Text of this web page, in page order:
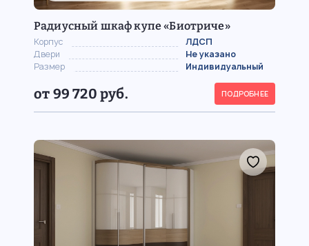
Радиусный шкаф купе «Биотриче»
Корпус
ЛДСП
Двери
Не указано
Размер
Индивидуальный
от 99 720 руб. ПОДРОБНЕЕ